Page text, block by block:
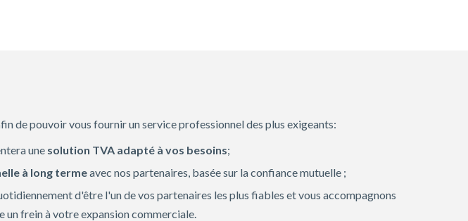
de pouvoir vous fournir un service professionnel des plus exigeants:
une solution TVA adapté à vos besoins;
à long termeavec nos partenaires, basée sur la confiance mutuelle ;
d'être l'un de vos partenaires les plus fiables et vous accompagnons
un frein à votre expansion commerciale.